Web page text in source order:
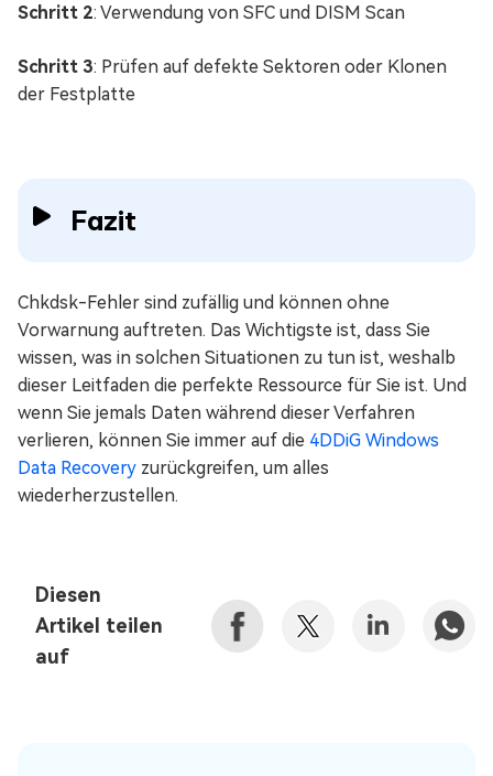
Schritt 2: Verwendung von SFC und DISM Scan
Schritt 3: Prüfen auf defekte Sektoren oder Klonen
der Festplatte
Fazit
Chkdsk-Fehler sind zufällig und können ohne
Vorwarnung auftreten. Das Wichtigste ist, dass Sie
wissen, was in solchen Situationen zu tun ist, weshalb
dieser Leitfaden die perfekte Ressource für Sie ist. Und
wenn Sie jemals Daten während dieser Verfahren
verlieren, können Sie immer auf die 4DDiG Windows
Data Recovery zurückgreifen, um alles
wiederherzustellen.
Diesen
Artikel teilen
auf